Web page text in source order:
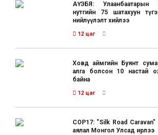
АҮЭБЯ:
нутгийн 75 шатахуун
нийлүүлэлт хийлээ
12 цаг
Ховд аймгийн Буянт
алга болсон 10 настай
байна
12 цаг
COP17: "Silk Road
аялал Монгол Улсад ирлээ